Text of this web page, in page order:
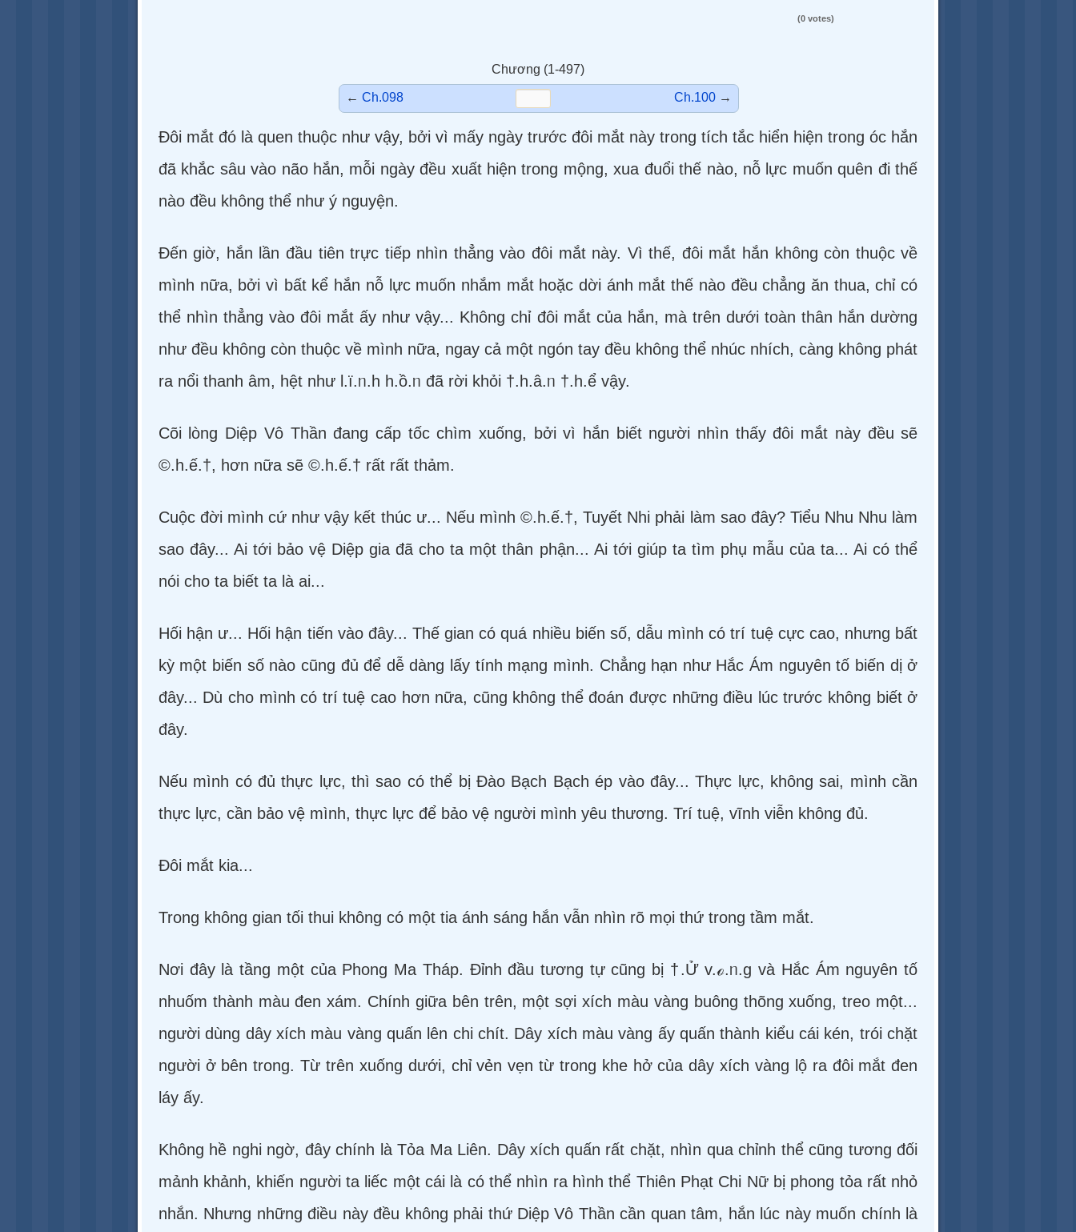
(0 votes)
Chương (1-497)
← Ch.098 Ch.100→
Đôi mắt đó là quen thuộc như vậy, bởi vì mấy ngày trước đôi mắt này trong tích tắc hiển hiện trong óc hắn
đã khắc sâu vào não hắn, mỗi ngày đều xuất hiện trong mộng, xua đuổi thế nào, nỗ lực muốn quên đi thế
nào đều không thể như ý nguyện.
Đến giờ, hắn lần đầu tiên trực tiếp nhìn thẳng vào đôi mắt này. Vì thế, đôi mắt hắn không còn thuộc về
mình nữa, bởi vì bất kể hắn nỗ lực muốn nhắm mắt hoặc dời ánh mắt thế nào đều chẳng ăn thua, chỉ có
thể nhìn thẳng vào đôi mắt ấy như vậy... Không chỉ đôi mắt của hắn, mà trên dưới toàn thân hắn dường
như đều không còn thuộc về mình nữa, ngay cả một ngón tay đều không thể nhúc nhích, càng không phát
ra nổi thanh âm, hệt như l.ï.ᥒ.h h.ồ.ᥒ đã rời khỏi †.h.â.ᥒ †.h.ể vậy.
Cõi lòng Diệp Vô Thần đang cấp tốc chìm xuống, bởi vì hắn biết người nhìn thấy đôi mắt này đều sẽ
©.h.ế.†, hơn nữa sẽ ©.h.ế.† rất rất thảm.
Cuộc đời mình cứ như vậy kết thúc ư... Nếu mình ©.h.ế.†, Tuyết Nhi phải làm sao đây? Tiểu Nhu Nhu làm
sao đây... Ai tới bảo vệ Diệp gia đã cho ta một thân phận... Ai tới giúp ta tìm phụ mẫu của ta... Ai có thể
nói cho ta biết ta là ai...
Hối hận ư... Hối hận tiến vào đây... Thế gian có quá nhiều biến số, dẫu mình có trí tuệ cực cao, nhưng bất
kỳ một biến số nào cũng đủ để dễ dàng lấy tính mạng mình. Chẳng hạn như Hắc Ám nguyên tố biến dị ở
đây... Dù cho mình có trí tuệ cao hơn nữa, cũng không thể đoán được những điều lúc trước không biết ở
đây.
Nếu mình có đủ thực lực, thì sao có thể bị Đào Bạch Bạch ép vào đây... Thực lực, không sai, mình cần
thực lực, cần bảo vệ mình, thực lực để bảo vệ người mình yêu thương. Trí tuệ, vĩnh viễn không đủ.
Đôi mắt kia...
Trong không gian tối thui không có một tia ánh sáng hắn vẫn nhìn rõ mọi thứ trong tầm mắt.
Nơi đây là tầng một của Phong Ma Tháp. Đỉnh đầu tương tự cũng bị †.Ử v.ℴ.ᥒ.g và Hắc Ám nguyên tố
nhuốm thành màu đen xám. Chính giữa bên trên, một sợi xích màu vàng buông thõng xuống, treo một...
người dùng dây xích màu vàng quấn lên chi chít. Dây xích màu vàng ấy quấn thành kiểu cái kén, trói chặt
người ở bên trong. Từ trên xuống dưới, chỉ vẻn vẹn từ trong khe hở của dây xích vàng lộ ra đôi mắt đen
láy ấy.
Không hề nghi ngờ, đây chính là Tỏa Ma Liên. Dây xích quấn rất chặt, nhìn qua chỉnh thể cũng tương đối
mảnh khảnh, khiến người ta liếc một cái là có thể nhìn ra hình thể Thiên Phạt Chi Nữ bị phong tỏa rất nhỏ
nhắn. Nhưng những điều này đều không phải thứ Diệp Vô Thần cần quan tâm, hắn lúc này muốn chính là